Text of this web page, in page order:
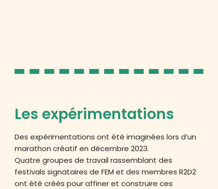
Les expérimentations
Des expérimentations ont été imaginées lors d’un
marathon créatif en décembre 2023.
Quatre groupes de travail rassemblant des
festivals signataires de FEM et des membres R2D2
ont été créés pour affiner et construire ces